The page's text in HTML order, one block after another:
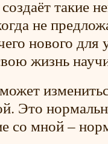
такие
не
нового
жизнь
Это
со мной –